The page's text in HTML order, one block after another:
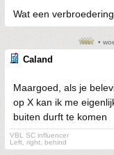
Wat een
•
Caland
Maargoed, als je
op X kan ik me
buiten durft te komen
VBL SC influencer
Left, right, behind